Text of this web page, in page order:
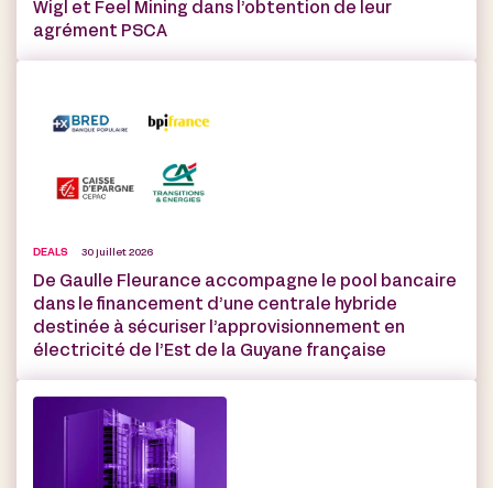
Wigl et Feel Mining dans l’obtention de leur
agrément PSCA
DEALS 30 juillet 2026
De Gaulle Fleurance accompagne le pool bancaire
dans le financement d’une centrale hybride
destinée à sécuriser l’approvisionnement en
électricité de l’Est de la Guyane française